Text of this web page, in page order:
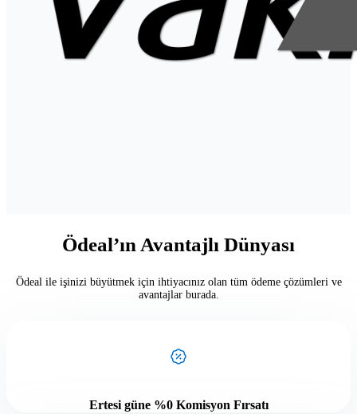
Ödeal’ın Avantajlı Dünyası
Ödeal ile işinizi büyütmek için ihtiyacınız olan tüm ödeme çözümleri ve
avantajlar burada.
Ertesi güne %0 Komisyon Fırsatı